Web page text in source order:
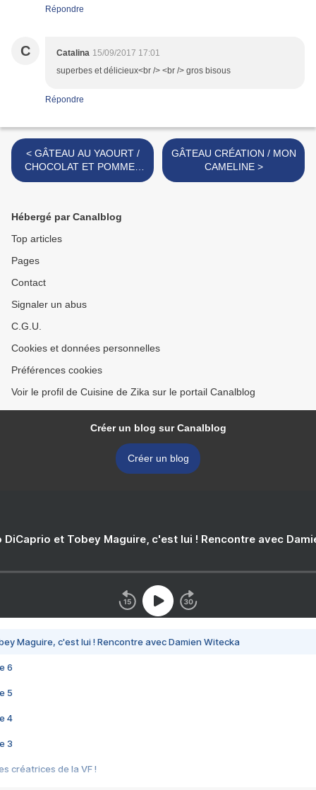
Répondre
C Catalina 15/09/2017 17:01
superbes et délicieux<br /> <br /> gros bisous
Répondre
< GÂTEAU AU YAOURT /
CHOCOLAT ET POMMES
CARAMÉLISÉES
GÂTEAU CRÉATION / MON
CAMELINE >
Hébergé par Canalblog
Top articles
Pages
Contact
Signaler un abus
C.G.U.
Cookies et données personnelles
Préférences cookies
Voir le profil de Cuisine de Zika sur le portail Canalblog
Créer un blog sur Canalblog
Créer un blog
DiCaprio et Tobey Maguire, c'est lui ! Rencontre avec
Maguire, c'est lui ! Rencontre avec Damien Witecka
6
5
4
3
créatrices de la VF !